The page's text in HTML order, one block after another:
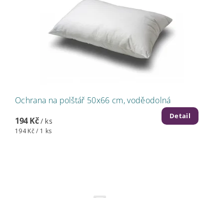
Ochrana na polštář 50x66 cm, voděodolná
194 Kč/ ks
194 Kč / 1 ks
Detail